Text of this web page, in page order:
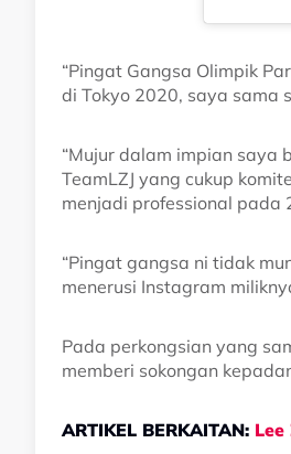
“Pingat Gangsa Olimpik
di Tokyo 2020, saya sama
“Mujur dalam impian saya
TeamLZJ yang cukup
menjadi professional pada
“Pingat gangsa ni tidak
menerusi Instagram
Pada perkongsian yang
memberi sokongan
ARTIKEL BERKAITAN: